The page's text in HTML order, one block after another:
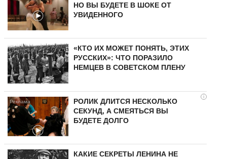
НО ВЫ БУДЕТЕ В ШОКЕ ОТ
УВИДЕННОГО
«КТО ИХ МОЖЕТ ПОНЯТЬ, ЭТИХ
РУССКИХ»: ЧТО ПОРАЗИЛО
НЕМЦЕВ В СОВЕТСКОМ ПЛЕНУ
i
РОЛИК ДЛИТСЯ НЕСКОЛЬКО
СЕКУНД, А СМЕЯТЬСЯ ВЫ
БУДЕТЕ ДОЛГО
КАКИЕ СЕКРЕТЫ ЛЕНИНА НЕ